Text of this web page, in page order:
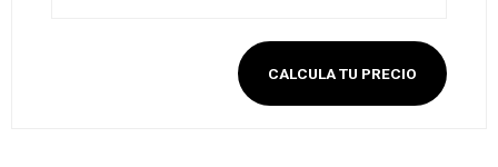
CALCULA TU PRECIO